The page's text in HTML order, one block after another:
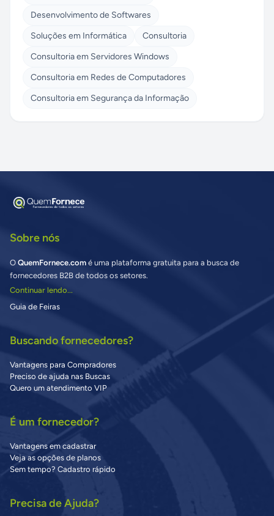
Desenvolvimento de Softwares
Soluções em Informática
Consultoria
Consultoria em Servidores Windows
Consultoria em Redes de Computadores
Consultoria em Segurança da Informação
Sobre nós
O QuemFornece.com é uma plataforma gratuita para a busca de
fornecedores B2B de todos os setores.
Continuar lendo...
Guia de Feiras
Buscando fornecedores?
Vantagens para Compradores
Preciso de ajuda nas Buscas
Quero um atendimento VIP
É um fornecedor?
Vantagens em cadastrar
Veja as opções de planos
Sem tempo? Cadastro rápido
Precisa de Ajuda?